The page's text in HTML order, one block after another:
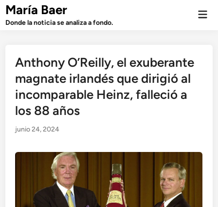
Saltar
contenido
María Baer
Donde la noticia se analiza a fondo.
Anthony O’Reilly, el exuberante
magnate irlandés que dirigió al
incomparable Heinz, falleció a
los 88 años
junio 24, 2024